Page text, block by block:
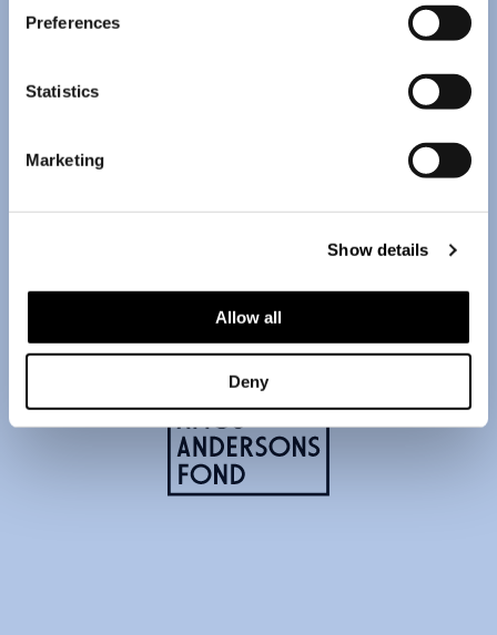
Preferences
Statistics
Marketing
Show details
Allow all
Deny